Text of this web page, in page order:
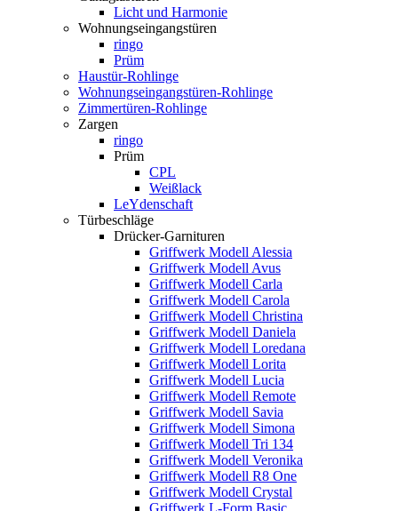
Licht und Harmonie
Wohnungseingangstüren
ringo
Prüm
Haustür-Rohlinge
Wohnungseingangstüren-Rohlinge
Zimmertüren-Rohlinge
Zargen
ringo
Prüm
CPL
Weißlack
LeYdenschaft
Türbeschläge
Drücker-Garnituren
Griffwerk Modell Alessia
Griffwerk Modell Avus
Griffwerk Modell Carla
Griffwerk Modell Carola
Griffwerk Modell Christina
Griffwerk Modell Daniela
Griffwerk Modell Loredana
Griffwerk Modell Lorita
Griffwerk Modell Lucia
Griffwerk Modell Remote
Griffwerk Modell Savia
Griffwerk Modell Simona
Griffwerk Modell Tri 134
Griffwerk Modell Veronika
Griffwerk Modell R8 One
Griffwerk Modell Crystal
Griffwerk L-Form Basic